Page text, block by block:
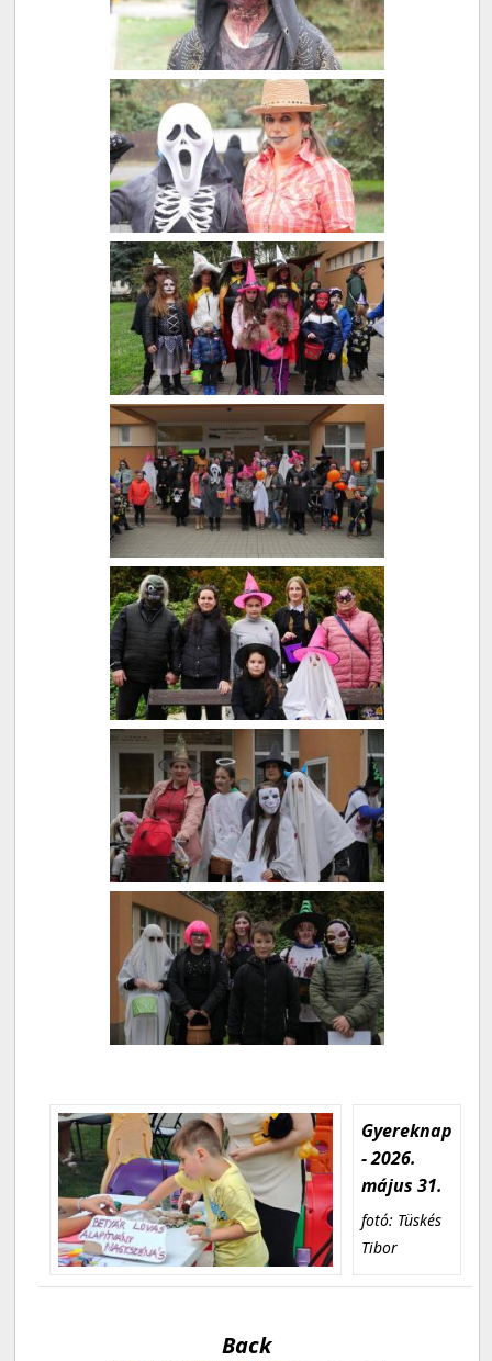
Gyereknap
- 2026.
május 31.
fotó: Tüskés
Tibor
Back